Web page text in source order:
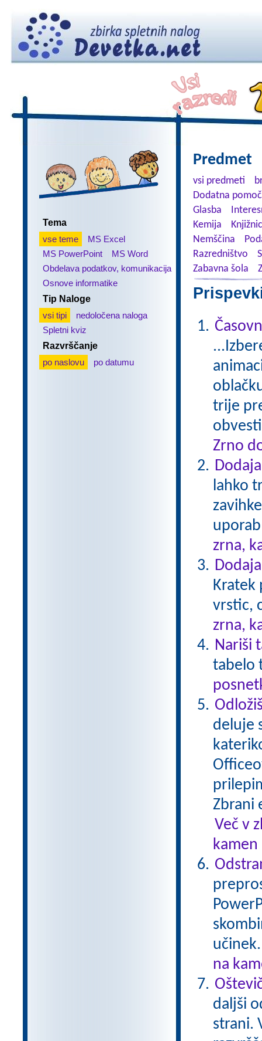
Tema
vse teme
MS Excel
MS PowerPoint
MS Word
Obdelava podatkov, komunikacija
Osnove informatike
Tip Naloge
vsi tipi
nedoločena naloga
Spletni kviz
Razvrščanje
po naslovu
po datumu
Predmet
vsi predmeti
Dodatna
Glasba
Kemija
Nemščina
Razredništvo
Zabavna šola
trije
Zrno
lahko
zrna,
Kratek
vrstic,
zrna,
Nariši
tabelo
deluje
Zbrani
Več v
kamen
na
daljši
strani.